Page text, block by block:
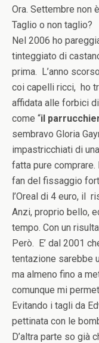
Ora. Settembre non
Taglio o non taglio?
Nel 2006 ho
tinteggiato di
prima. L’anno
coi capelli ricci, ho
affidata alle forbici
come “il
sembravo Gloria
impastricchiati di
fatta pure comprare.
fan del fissaggio
l’Oreal di 4 euro, il
Anzi, proprio bello,
tempo. Con un
Però. E’ dal 2001
tentazione sarebbe
ma almeno fino a
comunque mi
Evitando i tagli da
pettinata con le
D’altra parte so già